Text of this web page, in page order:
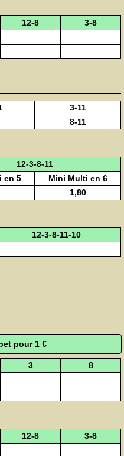
12-8
3-8
3-11
8-11
12-3-8-11
en 5
Mini Multi en 6
1,80
12-3-8-11-10
pour 1 €
3
8
12-8
3-8